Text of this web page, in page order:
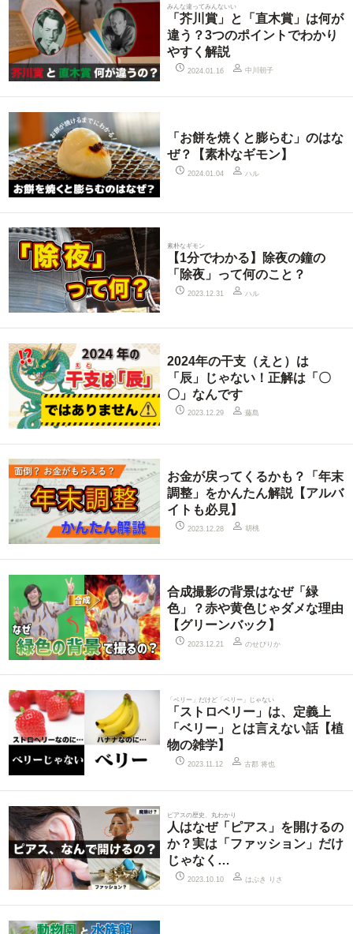
みんな違ってみんないい
「芥川賞」と「直木賞」は何が
違う？3つのポイントでわかり
やすく解説
2024.01.16 中川朝子
「お餅を焼くと膨らむ」のはな
ぜ？【素朴なギモン】
2024.01.04 ハル
素朴なギモン
【1分でわかる】除夜の鐘の
「除夜」って何のこと？
2023.12.31 ハル
2024年の干支（えと）は
「辰」じゃない！正解は「〇
〇」なんです
2023.12.29 藤島
お金が戻ってくるかも？「年末
調整」をかんたん解説【アルバ
イトも必見】
2023.12.28 胡桃
合成撮影の背景はなぜ「緑
色」？赤や黄色じゃダメな理由
【グリーンバック】
2023.12.21 のせぴりか
「ベリー」だけど「ベリー」じゃない
「ストロベリー」は、定義上
「ベリー」とは言えない話【植
物の雑学】
2023.11.12 古郡 将也
ピアスの歴史、丸わかり
人はなぜ「ピアス」を開けるの
か？実は「ファッション」だけ
じゃなく…
2023.10.10 はぶき りさ